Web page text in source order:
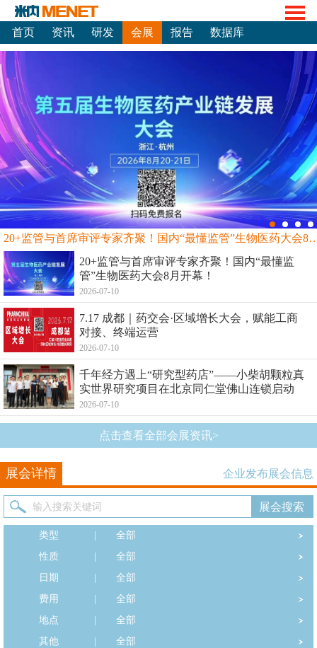
首页 资讯 研发 会展 报告 数据库
20+监管与首席审评专家齐聚！国内“最
20+监管与首席审评专家齐聚！国内“最懂监
管”生物医药大会8月开幕！
2026-07-10
7.17 成都｜药交会·区域增长大会，赋能工商
对接、终端运营
2026-07-10
千年经方遇上“研究型药店”——小柴胡颗粒真
实世界研究项目在北京同仁堂佛山连锁启动
2026-07-10
点击查看全部会展资讯>
展会详情 企业发布展会信息
类型
全部
性质
全部
日期
全部
费用
全部
地点
全部
其他
全部